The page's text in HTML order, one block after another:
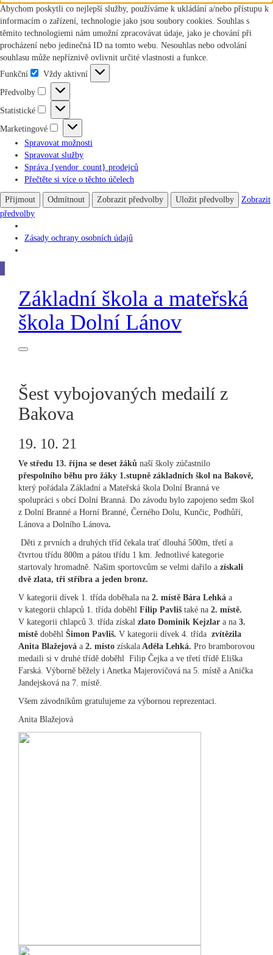
Abychom poskytli co nejlepší služby, používáme k ukládání a/nebo přístupu k
informacím o zařízení, technologie jako jsou soubory cookies. Souhlas s
těmito technologiemi nám umožní zpracovávat údaje, jako je chování při
procházení nebo jedinečná ID na tomto webu. Nesouhlas nebo odvolání
souhlasu může nepříznivě ovlivnit určité vlastnosti a funkce.
Funkční
Funkční
Vždy aktivní
Předvolby
Předvolby
Statistické
Statistické
Marketingové
Marketingové
Spravovat možnosti
Spravovat služby
Správa {vendor_count} prodejců
Přečtěte si více o těchto účelech
Přijmout Odmítnout Zobrazit předvolby Uložit předvolby
Zobrazit
předvolby
Zásady ochrany osobních údajů
Základní škola a mateřská
škola Dolní Lánov
Šest vybojovaných medailí z
Bakova
19. 10. 21
Ve středu 13. října se deset žáků naší školy zúčastnilo
přespolního běhu pro žáky 1.stupně základních škol na Bakově,
který pořádala Základní a Mateřská škola Dolní Branná ve
spolupráci s obcí Dolní Branná. Do závodu bylo zapojeno sedm škol
z Dolní Branné a Horní Branné, Černého Dolu, Kunčic, Podhůří,
Lánova a Dolního Lánova.
Děti z prvních a druhých tříd čekala trať dlouhá 500m, třetí a
čtvrtou třídu 800m a pátou třídu 1 km. Jednotlivé kategorie
startovaly hromadně. Našim sportovcům se velmi dařilo a získali
dvě zlata, tři stříbra a jeden bronz.
V kategorii dívek 1. třída doběhala na 2. místě Bára Lehká a
v kategorii chlapců 1. třída doběhl Filip Pavliš také na 2. místě.
V kategorii chlapců 3. třída získal zlato Dominik Kejzlar a na 3.
místě doběhl Šimon Pavliš. V kategorii dívek 4. třída zvítězila
Anita Blažejová a 2. místo získala Adéla Lehká. Pro bramborovou
medaili si v druhé třídě doběhl Filip Čejka a ve třetí třídě Eliška
Farská. Výborně běžely i Anetka Majerovičová na 5. místě a Anička
Jandejsková na 7. místě.
Všem závodníkům gratulujeme za výbornou reprezentaci.
Anita Blažejová